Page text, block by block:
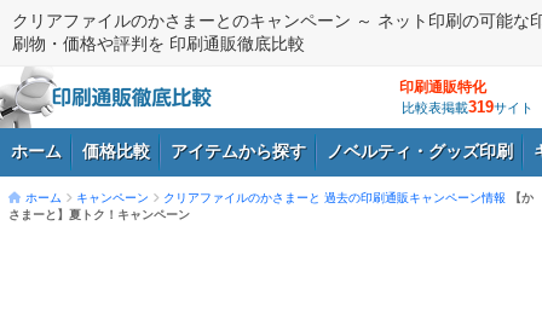
クリアファイルのかさまーとのキャンペーン ～ ネット印刷の可能な
刷物・価格や評判を 印刷通販徹底比較
印刷通販特化
比較表掲載319サイト
ホーム 価格比較 アイテムから探す ノベルティ・グッズ印刷
ホーム キャンペーン クリアファイルのかさまーと 過去の印刷通販キャンペーン情報
【か
さまーと】夏トク！キャンペーン